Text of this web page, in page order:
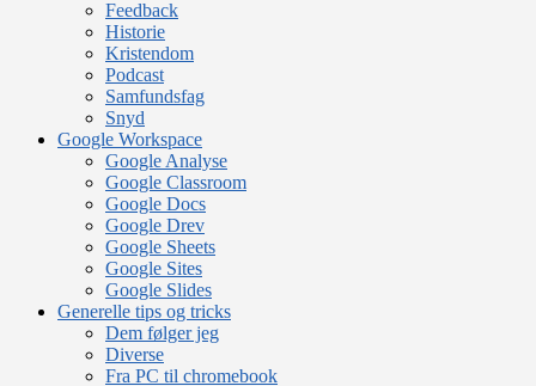
Feedback
Historie
Kristendom
Podcast
Samfundsfag
Snyd
Google Workspace
Google Analyse
Google Classroom
Google Docs
Google Drev
Google Sheets
Google Sites
Google Slides
Generelle tips og tricks
Dem følger jeg
Diverse
Fra PC til chromebook